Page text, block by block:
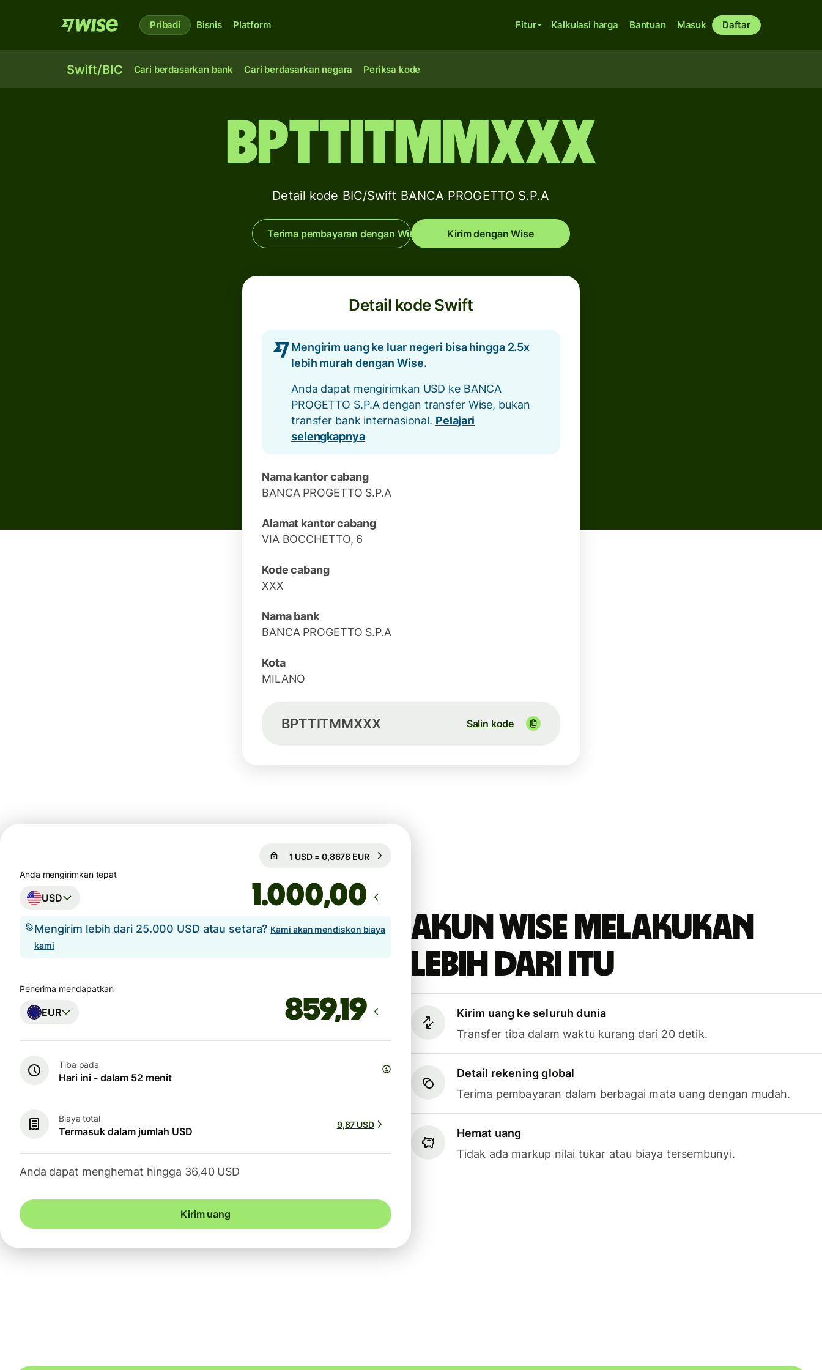
Pribadi Bisnis Platform Fitur Kalkulasi harga Bantuan Masuk Daftar
Swift/BIC Cari berdasarkan bank Cari berdasarkan negara Periksa kode
BPTTITMMXXX
Detail kode BIC/Swift BANCA PROGETTO S.P.A
Terima pembayaran dengan Wise Kirim dengan Wise
Detail kode Swift
Mengirim uang ke luar negeri bisa hingga 2.5x
lebih murah dengan Wise.
Anda dapat mengirimkan USD ke BANCA
PROGETTO S.P.A dengan transfer Wise, bukan
transfer bank internasional. Pelajari
selengkapnya
Nama kantor cabang
BANCA PROGETTO S.P.A
Alamat kantor cabang
VIA BOCCHETTO, 6
Kode cabang
XXX
Nama bank
BANCA PROGETTO S.P.A
Kota
MILANO
BPTTITMMXXX Salin kode
Akun Wise melakukan
lebih dari itu
Kirim uang ke seluruh dunia
Transfer tiba dalam waktu kurang dari 20 detik.
Detail rekening global
Terima pembayaran dalam berbagai mata uang dengan mudah.
Hemat uang
Tidak ada markup nilai tukar atau biaya tersembunyi.
Dijamin selama 8h
Anda mengirimkan tepat
USD ,00
Mengirim lebih dari 25.000 USD atau setara? Kami akan mendiskon biaya
kami
Penerima mendapatkan
EUR
Tiba pada
Hari ini - dalam 52 menit
Biaya total
Termasuk dalam jumlah USD
9,87 USD
Anda dapat menghemat hingga 36,40 USD
Kirim uang